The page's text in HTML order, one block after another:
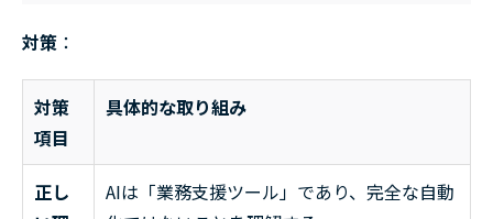
対策 ：
対策
項目
具体的な取り組み
正し
AIは「業務支援ツール」であり、完全な自動